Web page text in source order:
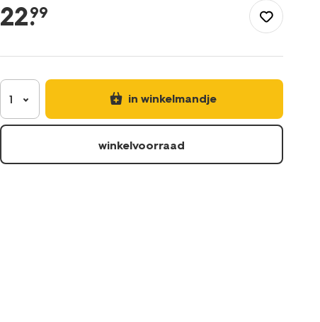
textiel-
7610002.html
22.
99
1 in winkelmandje
winkelvoorraad